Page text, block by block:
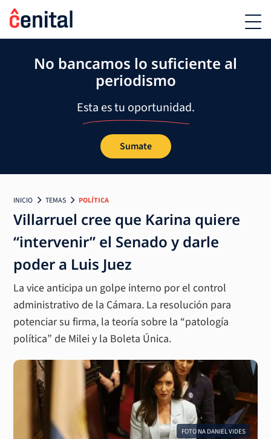
No bancamos lo suficiente al
periodismo
Esta es tu oportunidad.
Sumate
INICIO TEMAS POLÍTICA
Villarruel cree que Karina quiere
“intervenir” el Senado y darle
poder a Luis Juez
La vice anticipa un golpe interno por el control
administrativo de la Cámara. La resolución para
potenciar su firma, la teoría sobre la “patología
política” de Milei y la Boleta Única.
FOTO NA DANIEL VIDES